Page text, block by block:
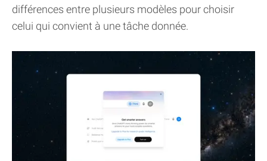
différences entre plusieurs modèles pour choisir
celui qui convient à une tâche donnée.